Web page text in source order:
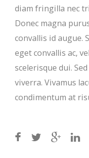
diam fringilla nec
Donec magna
convallis id augue.
eget convallis ac,
scelerisque dui.
viverra. Vivamus
condimentum at